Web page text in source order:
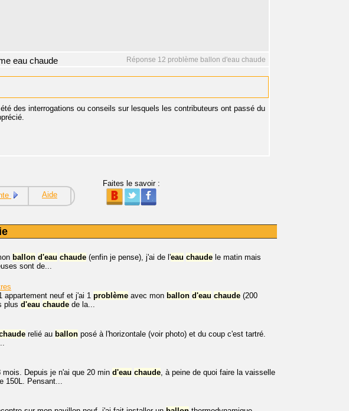
Réponse 12 problème ballon d'eau chaude
eau chaude
des interrogations ou conseils sur lesquels les contributeurs ont passé du
Aide
Faites le savoir :
ballon d'eau chaude (enfin je pense), j'ai de l'eau chaude le matin mais
sont de...
appartement neuf et j'ai 1 problème avec mon ballon d'eau chaude (200
plus d'eau chaude de la...
relié au ballon posé à l'horizontale (voir photo) et du coup c'est tartré.
Depuis je n'ai que 20 min d'eau chaude, à peine de quoi faire la vaisselle
150L. Pensant...